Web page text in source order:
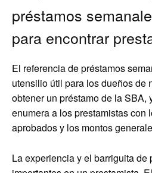
préstamos
para encontrar
El referencia de préstamos
utensilio útil para los dueños de
obtener un préstamo de la SBA,
enumera a los prestamistas con
aprobados y los montos
La experiencia y el barriguita de